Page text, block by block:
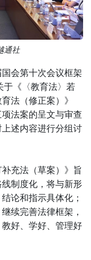
通社
会第十次会议框架
于《〈教育法〉若
法（修正案）》
法案的呈文与审查
述内容进行分组讨
充法（草案）》旨
制度化，将与新形
论和指示具体化；
续完善法律框架，
好、学好、管理好